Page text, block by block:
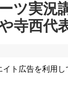
ツ実況
寺西代
ト広告を利用し